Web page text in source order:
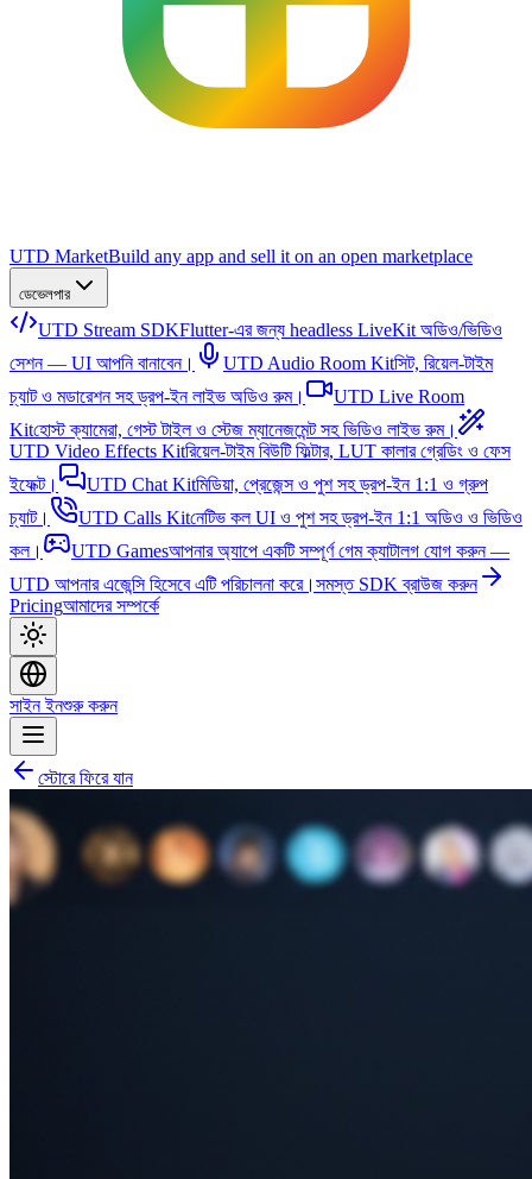
UTD MarketBuild any app and sell it on an open marketplace
ডেভেলপার
UTD Stream SDKFlutter-এর জন্য headless LiveKit অডিও/ভিডিও
সেশন — UI আপনি বানাবেন।
UTD Audio Room Kitসিট, রিয়েল-টাইম
চ্যাট ও মডারেশন সহ ড্রপ-ইন লাইভ অডিও রুম।
UTD Live Room
Kitহোস্ট ক্যামেরা, গেস্ট টাইল ও স্টেজ ম্যানেজমেন্ট সহ ভিডিও লাইভ রুম।
UTD Video Effects Kitরিয়েল-টাইম বিউটি ফিল্টার, LUT কালার গ্রেডিং ও ফেস
ইফেক্ট।
UTD Chat Kitমিডিয়া, প্রেজেন্স ও পুশ সহ ড্রপ-ইন 1:1 ও গ্রুপ
চ্যাট।
UTD Calls Kitনেটিভ কল UI ও পুশ সহ ড্রপ-ইন 1:1 অডিও ও ভিডিও
কল।
UTD Gamesআপনার অ্যাপে একটি সম্পূর্ণ গেম ক্যাটালগ যোগ করুন —
UTD আপনার এজেন্সি হিসেবে এটি পরিচালনা করে। সমস্ত SDK ব্রাউজ করুন
Pricingআমাদের সম্পর্কে
সাইন ইনশুরু করুন
স্টোরে ফিরে যান